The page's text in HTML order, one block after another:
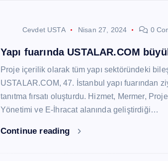
Cevdet USTA Nisan 27, 2024 0
Yapı fuarında USTALAR.COM
Proje içerilik olarak tüm yapı sektöründeki
USTALAR.COM, 47. İstanbul yapı fuarından
tanıtma fırsatı oluşturdu. Hizmet, Mermer,
Yönetimi ve E-İhracat alanında geliştirdiği…
Continue reading